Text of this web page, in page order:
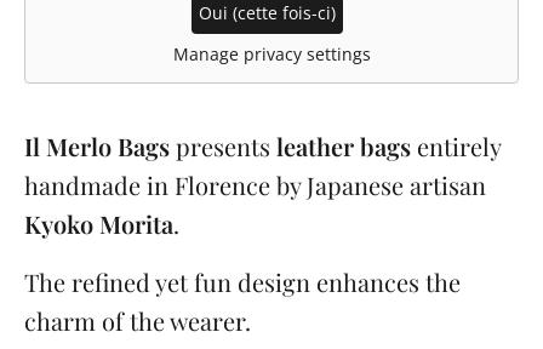
Oui (cette fois-ci)
Manage privacy settings
Il Merlo Bagspresents leather bags entirely
handmade in Florence by Japanese artisan
Kyoko Morita.
The refined yet fun design enhances the
charm of the wearer.